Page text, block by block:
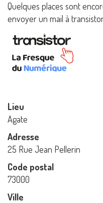
Quelques places sont
envoyer un mail à
Lieu
Agate
Adresse
25 Rue Jean Pellerin
Code postal
73000
Ville